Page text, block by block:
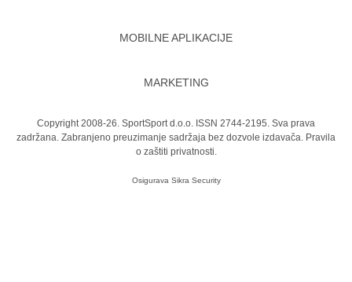
MOBILNE APLIKACIJE
MARKETING
Copyright 2008-26. SportSport d.o.o. ISSN 2744-2195. Sva prava
zadržana. Zabranjeno preuzimanje sadržaja bez dozvole izdavača. Pravila
o zaštiti privatnosti.
Osigurava Sikra Security